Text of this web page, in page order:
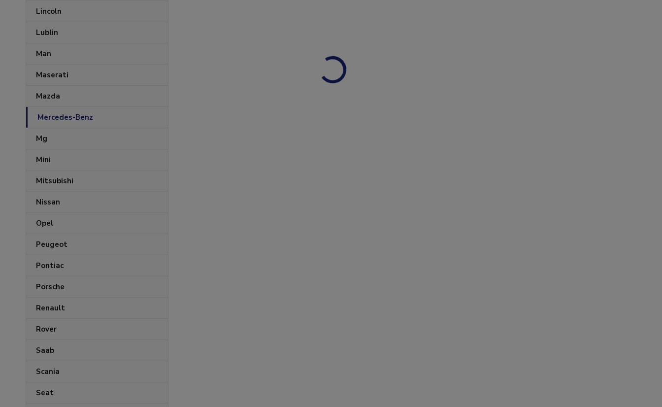
Lincoln
Lublin
Man
Maserati
Mazda
Mercedes-Benz
Mg
Mini
Mitsubishi
Nissan
Opel
Peugeot
Pontiac
Porsche
Renault
Rover
Saab
Scania
Seat